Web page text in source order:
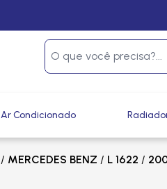
Ar Condicionado
/ MERCEDES BENZ / L 1622 /